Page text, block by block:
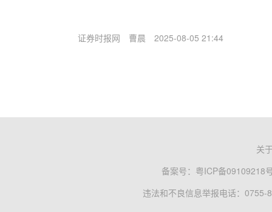
证券时报网 曹晨 2025-08-05 21:44
关
备案号： 粤ICP备09109218
违法和不良信息举报电话：0755-